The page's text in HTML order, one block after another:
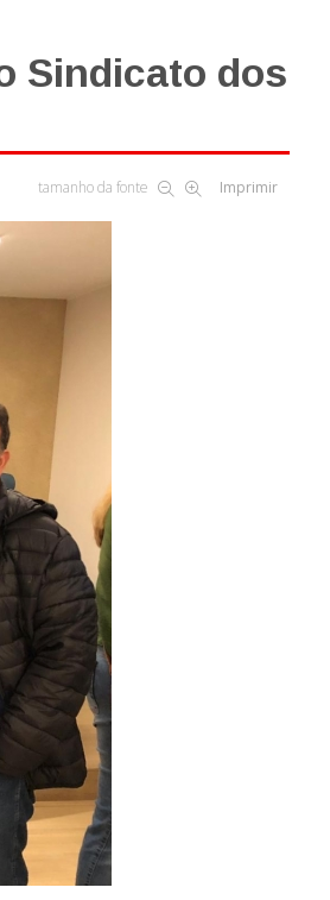
Sindicato dos
tamanho da fonte Imprimir